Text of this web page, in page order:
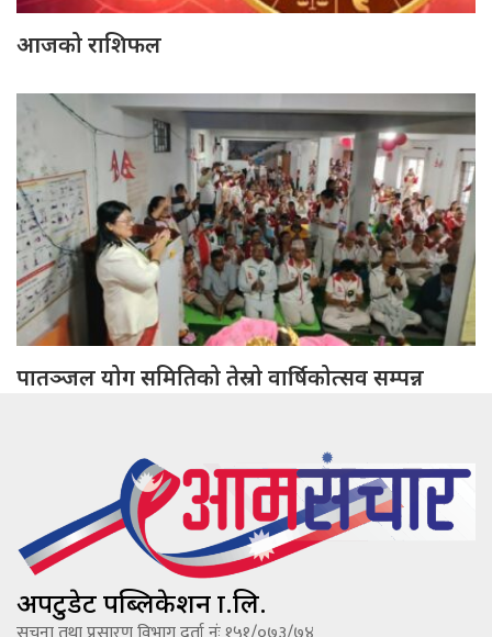
आजको राशिफल
पातञ्जल योग समितिको तेस्रो वार्षिकोत्सव सम्पन्न
अपटुडेट पब्लिकेशन प्रा.लि.